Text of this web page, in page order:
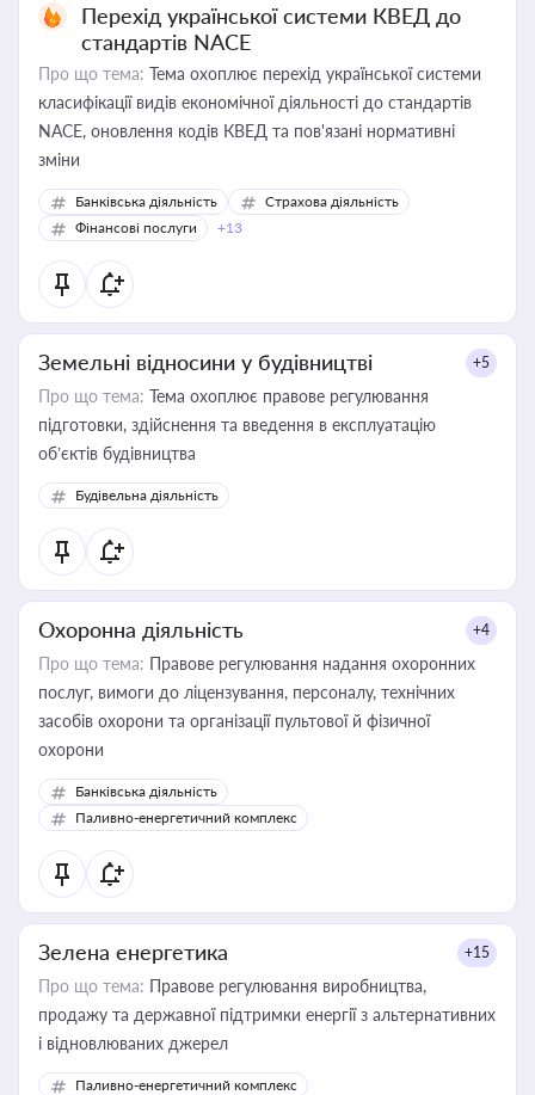
Перехід української системи КВЕД до
стандартів NACE
Про що тема: Тема охоплює перехід української системи
класифікації видів економічної діяльності до стандартів
NACE, оновлення кодів КВЕД та пов'язані нормативні
зміни
Банківська діяльність
Страхова діяльність
Фінансові послуги
+13
Земельні відносини у будівництві +5
Про що тема: Тема охоплює правове регулювання
підготовки, здійснення та введення в експлуатацію
об’єктів будівництва
Будівельна діяльність
Охоронна діяльність +4
Про що тема: Правове регулювання надання охоронних
послуг, вимоги до ліцензування, персоналу, технічних
засобів охорони та організації пультової й фізичної
охорони
Банківська діяльність
Паливно-енергетичний комплекс
Зелена енергетика +15
Про що тема: Правове регулювання виробництва,
продажу та державної підтримки енергії з альтернативних
і відновлюваних джерел
Паливно-енергетичний комплекс